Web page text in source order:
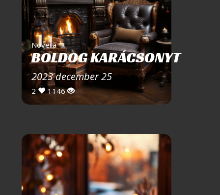
Novella
BOLDOG KARÁCSONYT
2023 december 25
2 1146